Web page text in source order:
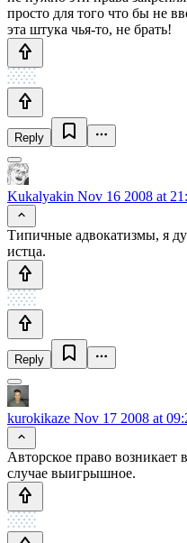
просто для того что бы не
эта штука чья-то, не брать!
Reply
Kukalyakin Nov 16 2008 at
Типичные адвокатизмы, я
истца.
Reply
kurokikaze Nov 17 2008 at
Авторское право
случае выигрышное.